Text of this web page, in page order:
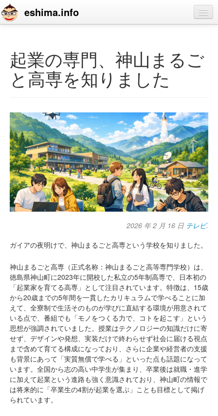
eshima.info
blog
profile
contact
起業の専門、神山まるご
と高専を知りました
2026 年 2 月 16 日 テレビ.
ガイアの夜明けで、神山まるごと高専という学校を知りました。
神山まるごと高専（正式名称：神山まるごと高等専門学校）は、
徳島県神山町に2023年に開校した私立の5年制高専で、日本初の
「起業家を育てる高専」として注目されています。特徴は、15歳
から20歳までの5年間を一貫したカリキュラムで学べることに加
えて、全寮制で生活そのものが学びに直結する環境が用意されて
いる点で、番組でも「モノをつくる力で、コトを起こす」という
思想が強調されていました。授業はテクノロジーの知識だけに寄
せず、デザインや発想、実装だけで終わらせず社会に届ける視点
まで含めて育てる構成になっており、さらに企業や経営者の支援
も背景にあって「実質無償で学べる」といった点も話題になって
います。全国から志の高い中学生が集まり、卒業後は就職・進学
に加えて起業という進路も強く意識されており、神山町の情報で
は将来的に「卒業生の4割が起業を選ぶ」ことも目標として掲げ
られています。